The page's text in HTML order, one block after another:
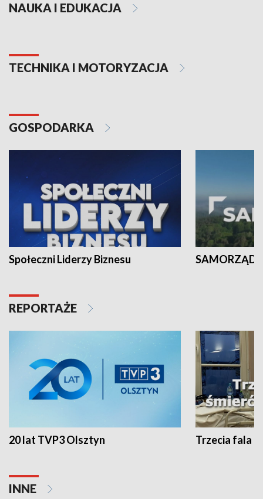
NAUKA I EDUKACJA
TECHNIKA I MOTORYZACJA
GOSPODARKA
Społeczni Liderzy Biznesu SAMORZĄD
REPORTAŻE
20 lat TVP3 Olsztyn Trzecia fala -
INNE